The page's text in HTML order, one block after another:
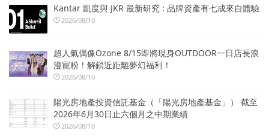
Kantar 凱度與 JKR 最新研究 : 品牌資產有七成來自體驗
2026/08/10
超人氣偶像Ozone 8/15即將現身OUTDOOR一日店長浪
漫寵粉！解鎖近距離夢幻福利！
2026/08/10
陽光房地產投資信託基金（「陽光房地產基金」） 截至
2026年6月30日止六個月之中期業績
2026/08/10